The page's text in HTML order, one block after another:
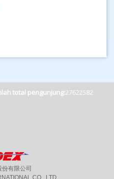
total pengunjung:27622582
有限公司